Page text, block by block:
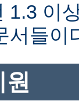
1.3 이
서들이
원